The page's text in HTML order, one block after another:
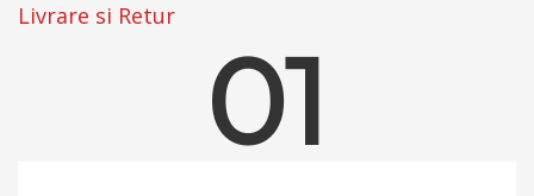
Livrare si Retur
01